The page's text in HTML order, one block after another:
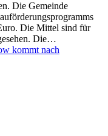
Die Gemeinde
Die Mittel sind für
Die…
kommt nach